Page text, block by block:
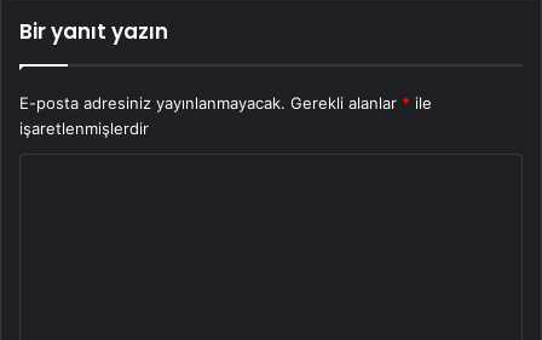
Bir yanıt yazın
E-posta adresiniz yayınlanmayacak. Gerekli alanlar * ile
işaretlenmişlerdir